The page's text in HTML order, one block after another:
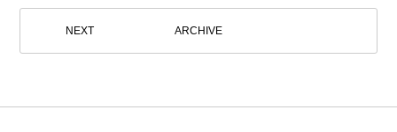
NEXT ARCHIVE